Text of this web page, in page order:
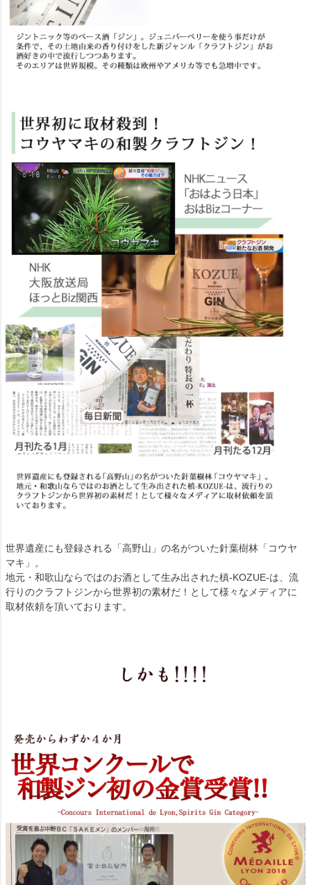
世界遺産にも登録される「高野山」の名がついた針葉樹林「コウヤ
マキ」。
地元・和歌山ならではのお酒として生み出された槙-KOZUE-は、流
行りのクラフトジンから世界初の素材だ！として様々なメディアに
取材依頼を頂いております。